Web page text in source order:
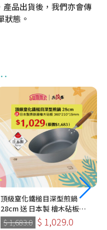
品出貨後，我們亦會傳
狀態。
頂級窒化鐵槌目深型煎鍋
28cm 送 日本製 檜木砧板
360*210*15mm
$ 1,683.0 $ 1,029.0